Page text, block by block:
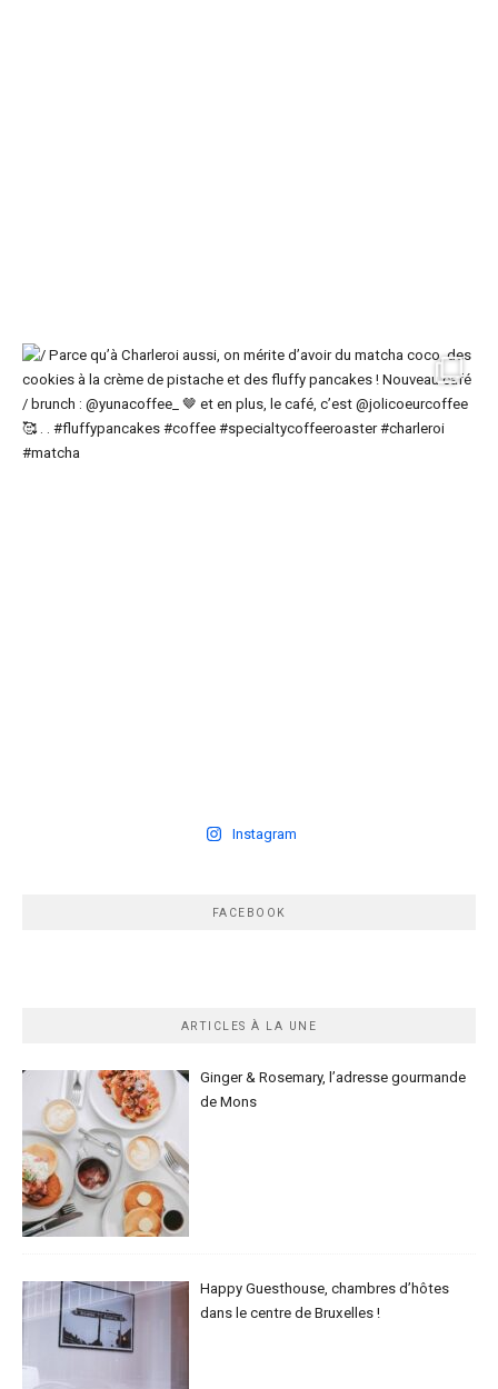
Instagram
FACEBOOK
ARTICLES À LA UNE
Ginger & Rosemary, l’adresse gourmande
de Mons
Happy Guesthouse, chambres d’hôtes
dans le centre de Bruxelles !